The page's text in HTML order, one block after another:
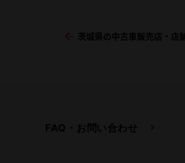
茨城県の中古車販売店・店
FAQ・お問い合わせ